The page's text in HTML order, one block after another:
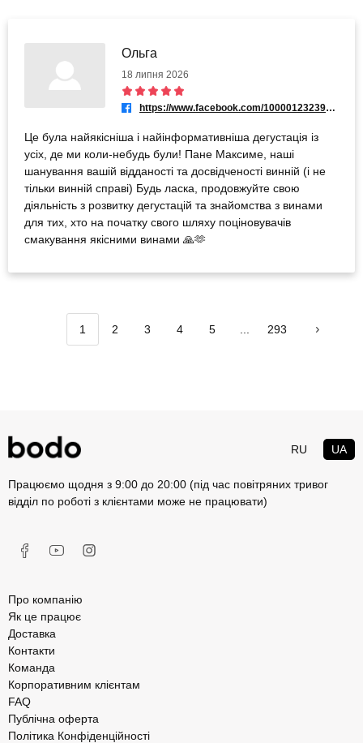
Ольга
18 липня 2026
https://www.facebook.com/100001232395116
Це була найякісніша і найінформативніша дегустація із
усіх, де ми коли-небудь були! Пане Максиме, наші
шанування вашій відданості та досвідченості винній (і не
тільки винній справі) Будь ласка, продовжуйте свою
діяльність з розвитку дегустацій та знайомства з винами
для тих, хто на початку свого шляху поціновувачів
смакування якісними винами 🙏🫶
1 2 3 4 5 293
RU UA
Працюємо щодня з 9:00 до 20:00 (під час повітряних тривог
відділ по роботі з клієнтами може не працювати)
Про компанію
Як це працює
Доставка
Контакти
Команда
Корпоративним клієнтам
FAQ
Публічна оферта
Політика Конфіденційності